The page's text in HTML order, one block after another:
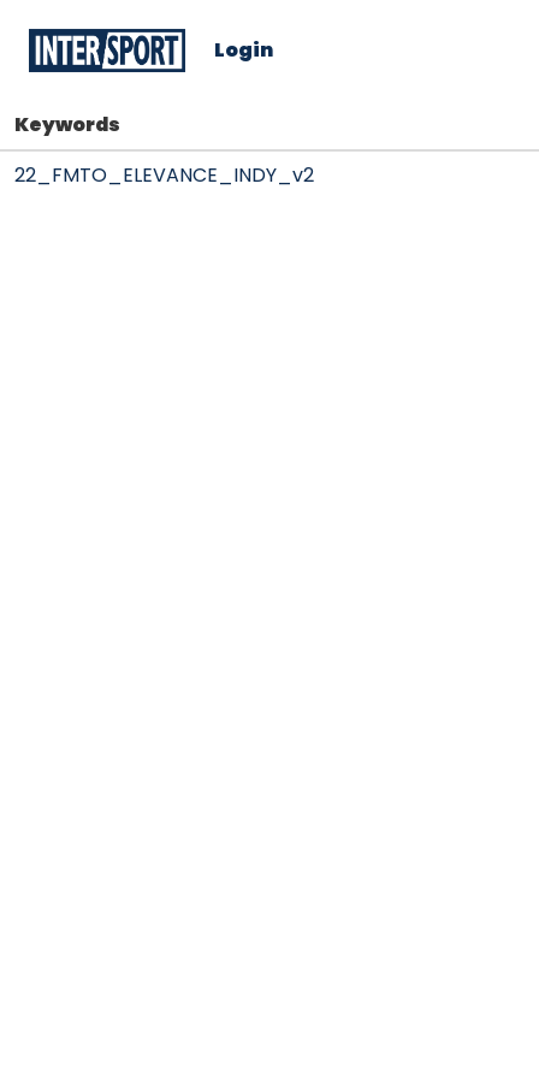
Login
Keywords
22_FMTO_ELEVANCE_INDY_v2